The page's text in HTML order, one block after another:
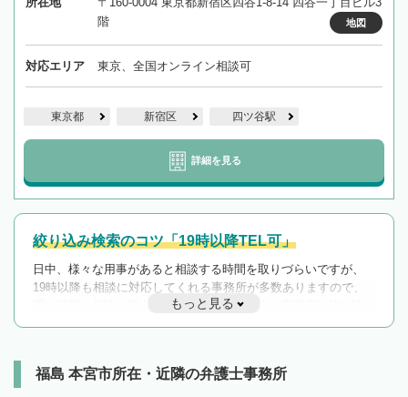
階
地図
対応エリア 東京、全国オンライン相談可
東京都 新宿区 四ツ谷駅
詳細を見る
絞り込み検索のコツ「19時以降TEL可」
日中、様々な用事があると相談する時間を取りづらいですが、
19時以降も相談に対応してくれる事務所が多数ありますので、
遅い時間の相談が増えそうな場合はそのような事務所に絞り込
んで検索してみましょう。
を加えて再検索
もっと見る
福島 本宮市所在・近隣の弁護士事務所